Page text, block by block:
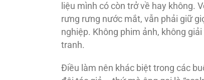
liệu mình có còn trở về hay không.
rưng rưng nước mắt, vẫn phải giữ
nghiệp. Không phim ảnh, không
tranh.
Điều làm nên khác biệt trong các